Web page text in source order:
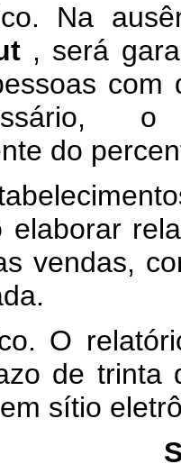
Na
, será
com
do
elaborar
vendas,
O
de trinta
sítio